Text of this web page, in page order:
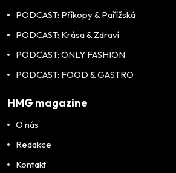
PODCAST: Příkopy & Pařížská
PODCAST: Krása & Zdraví
PODCAST: ONLY FASHION
PODCAST: FOOD & GASTRO
HMG magazine
O nás
Redakce
Kontakt